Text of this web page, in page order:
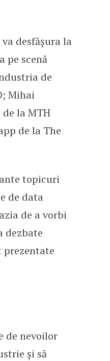
desfășura la
pe scenă
de
Mihai
la MTH
de la The
topicuri
de data
de a vorbi
dezbate
prezentate
de nevoilor
și să